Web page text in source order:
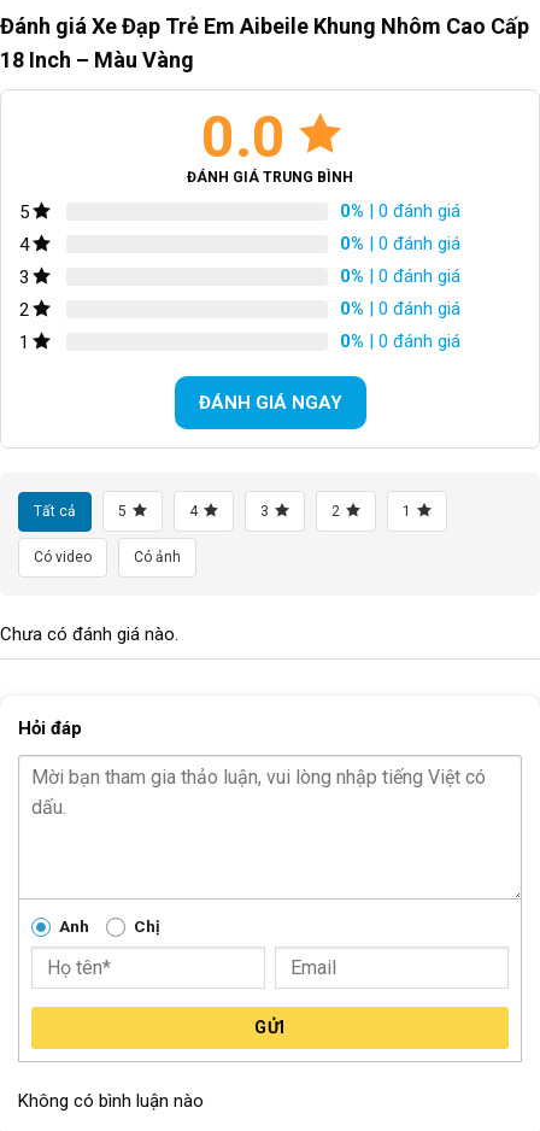
SKU:18N3-V
Đánh giá Xe Đạp Trẻ Em Aibeile Khung Nhôm Cao Cấp
18 Inch – Màu Vàng
0.0
ĐÁNH GIÁ TRUNG BÌNH
5 0% | 0 đánh giá
4
0% | 0 đánh giá
3
0% | 0 đánh giá
2
0% | 0 đánh giá
1
0% | 0 đánh giá
ĐÁNH GIÁ NGAY
Tất cả 5 4 3 2 1
Có video Có ảnh
Chưa có đánh giá nào.
Hỏi đáp
Anh Chị
GỬI
Không có bình luận nào